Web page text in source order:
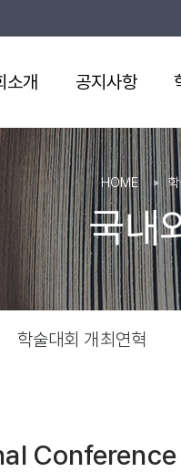
소개 공지사항
국내
HOME
학술대회 개최연혁